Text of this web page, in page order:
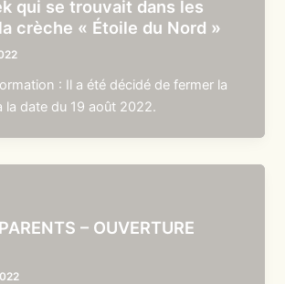
qui se trouvait dans les
crèche « Étoile du Nord »
: Il a été décidé de fermer la
la date du 19 août 2022.
– OUVERTURE